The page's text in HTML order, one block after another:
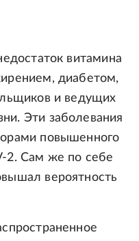
витамина
диабетом,
и ведущих
Эти заболевания
повышенного
2. Сам же по себе
вероятность